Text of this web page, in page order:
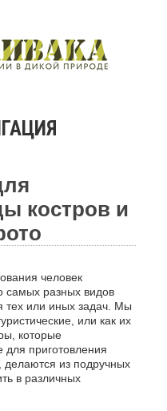
костров и
человек
самых разных видов
тех или иных задач. Мы
или как их
которые
для приготовления
из подручных
в различных